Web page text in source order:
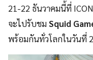
21-22 ธันวาคมนี้ที่
จะไปรับชมSquid
พร้อมกันทั่วโลกในวันที่